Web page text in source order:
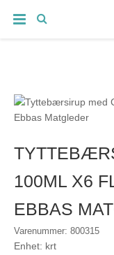
100ML X6
EBBAS
Varenummer: 800315
Enhet: krt